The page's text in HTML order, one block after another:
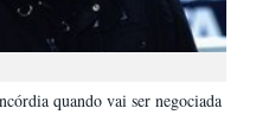
quando vai ser negociada